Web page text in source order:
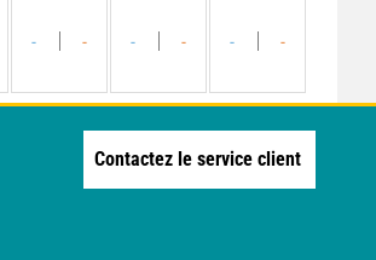
- - - - - -
Contactez le service client